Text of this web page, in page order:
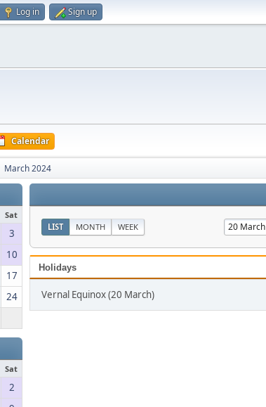
Log in Sign up
Calendar
March 2024
Sat
3
10
17
24
Sat
2
LIST MONTH WEEK
Holidays
Vernal Equinox (20 March)